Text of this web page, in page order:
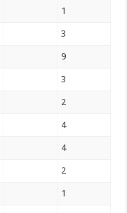
1
3
9
3
2
4
4
2
1